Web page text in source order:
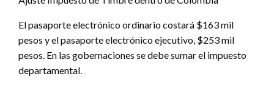
El pasaporte electrónico ordinario costará $163 mil
pesos y el pasaporte electrónico ejecutivo, $253 mil
pesos. En las gobernaciones se debe sumar el impuesto
departamental.